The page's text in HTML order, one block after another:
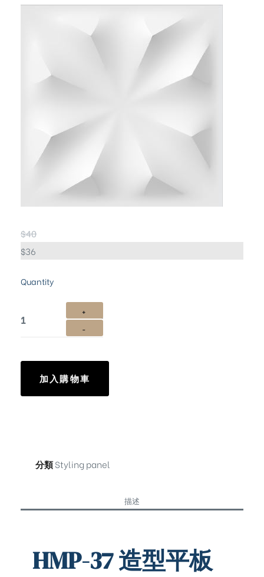
$40
$36
Quantity
加入購物車
分類Styling panel
描述
HMP-37 造型平板